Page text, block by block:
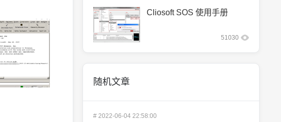
Cliosoft SOS 使用手册
51030
随机文章
# 2022-06-04 22:58:00